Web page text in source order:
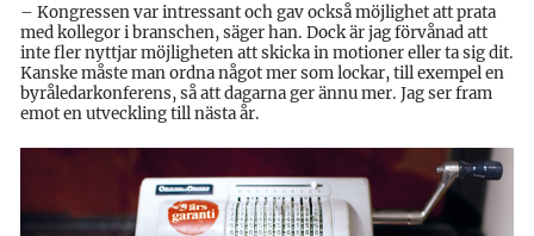
– Kongressen var intressant och gav också möjlighet att prata
med kollegor i branschen, säger han. Dock är jag förvånad att
inte fler nyttjar möjligheten att skicka in motioner eller ta sig dit.
Kanske måste man ordna något mer som lockar, till exempel en
byråledarkonferens, så att dagarna ger ännu mer. Jag ser fram
emot en utveckling till nästa år.